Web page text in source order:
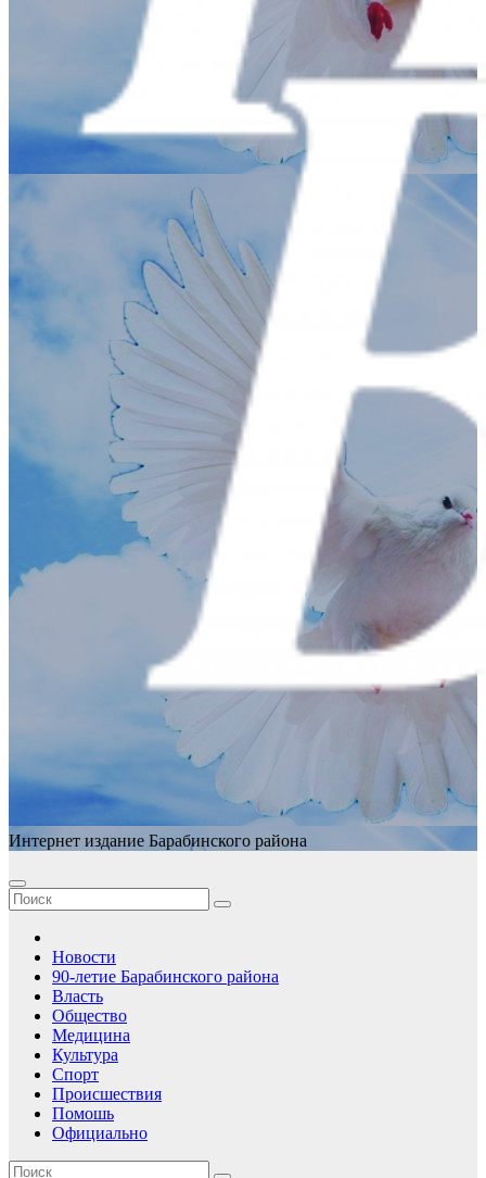
Интернет издание Барабинского района
Новости
90-летие Барабинского района
Власть
Общество
Медицина
Культура
Спорт
Происшествия
Помошь
Официально